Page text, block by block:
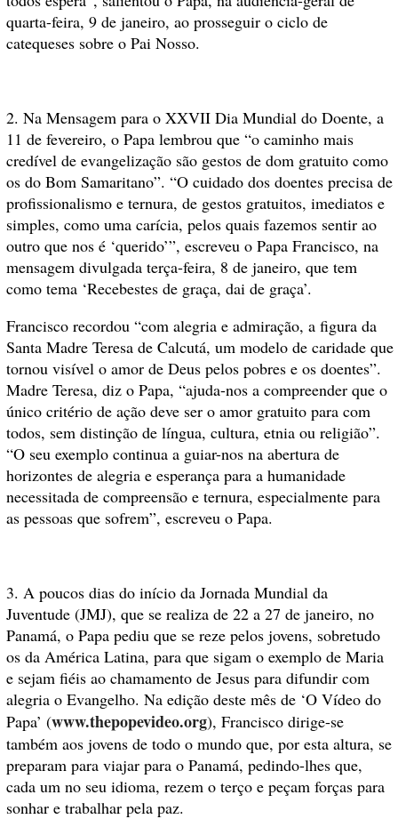
quarta-feira, 9 de janeiro, ao prosseguir o ciclo de
catequeses sobre o Pai Nosso.
2. Na Mensagem para o XXVII Dia Mundial do Doente, a
11 de fevereiro, o Papa lembrou que “o caminho mais
credível de evangelização são gestos de dom gratuito como
os do Bom Samaritano”. “O cuidado dos doentes precisa de
profissionalismo e ternura, de gestos gratuitos, imediatos e
simples, como uma carícia, pelos quais fazemos sentir ao
outro que nos é ‘querido’”, escreveu o Papa Francisco, na
mensagem divulgada terça-feira, 8 de janeiro, que tem
como tema ‘Recebestes de graça, dai de graça’.
Francisco recordou “com alegria e admiração, a figura da
Santa Madre Teresa de Calcutá, um modelo de caridade que
tornou visível o amor de Deus pelos pobres e os doentes”.
Madre Teresa, diz o Papa, “ajuda-nos a compreender que o
único critério de ação deve ser o amor gratuito para com
todos, sem distinção de língua, cultura, etnia ou religião”.
“O seu exemplo continua a guiar-nos na abertura de
horizontes de alegria e esperança para a humanidade
necessitada de compreensão e ternura, especialmente para
as pessoas que sofrem”, escreveu o Papa.
3. A poucos dias do início da Jornada Mundial da
Juventude (JMJ), que se realiza de 22 a 27 de janeiro, no
Panamá, o Papa pediu que se reze pelos jovens, sobretudo
os da América Latina, para que sigam o exemplo de Maria
e sejam fiéis ao chamamento de Jesus para difundir com
alegria o Evangelho. Na edição deste mês de ‘O Vídeo do
Papa’ (www.thepopevideo.org), Francisco dirige-se
também aos jovens de todo o mundo que, por esta altura, se
preparam para viajar para o Panamá, pedindo-lhes que,
cada um no seu idioma, rezem o terço e peçam forças para
sonhar e trabalhar pela paz.